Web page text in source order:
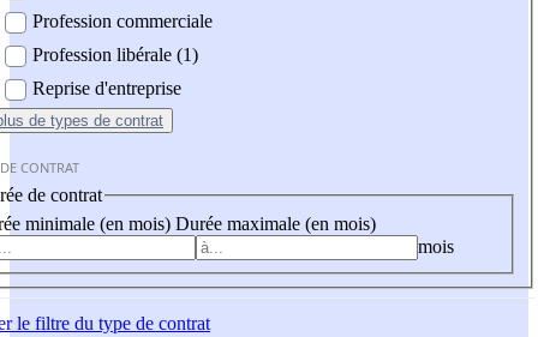
Profession commerciale
Profession libérale (1)
Reprise d'entreprise
de types de contrat
CONTRAT
de contrat
minimale (en mois) Durée maximale (en mois)
mois
le filtre du type de contrat